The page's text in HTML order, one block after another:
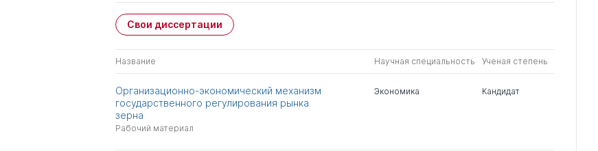
Свои диссертации
Название Научная специальность Ученая степень
Организационно-экономический механизм
государственного регулирования рынка
зерна
Рабочий материал
Экономика Кандидат